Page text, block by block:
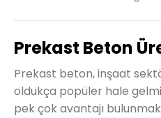
Prekast Beton
Prekast beton, inşaat
oldukça popüler hale
pek çok avantajı